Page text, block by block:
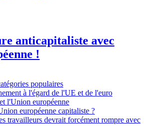
anticapitaliste avec
!
populaires
à l'égard de l'UE et de l'euro
l'Union européenne
européenne capitaliste ?
travailleurs devrait forcément rompre avec